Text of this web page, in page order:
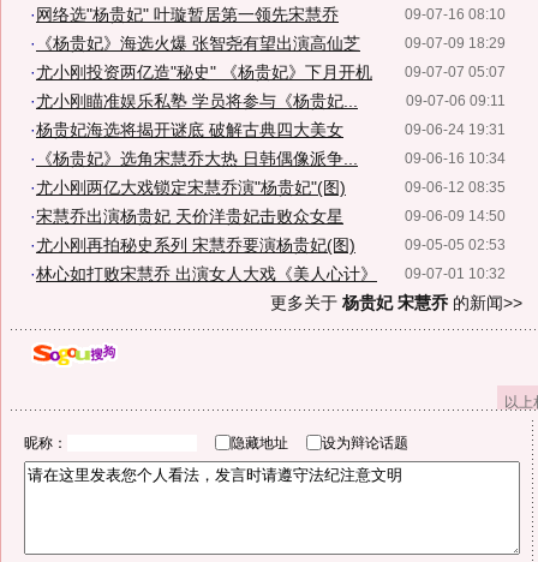
09-07-16 08:10
·网络选"杨贵妃" 叶璇暂居第一领先宋慧乔
09-07-09 18:29
· 《杨贵妃》海选火爆 张智尧有望出演高仙芝
09-07-07 05:07
·尤小刚投资两亿造"秘史" 《杨贵妃》下月开机
09-07-06 09:11
·尤小刚瞄准娱乐私塾 学员将参与《杨贵妃...
09-06-24 19:31
·杨贵妃海选将揭开谜底 破解古典四大美女
09-06-16 10:34
· 《杨贵妃》选角宋慧乔大热 日韩偶像派争...
09-06-12 08:35
·尤小刚两亿大戏锁定宋慧乔演"杨贵妃"(图)
09-06-09 14:50
·宋慧乔出演杨贵妃 天价洋贵妃击败众女星
09-05-05 02:53
·尤小刚再拍秘史系列 宋慧乔要演杨贵妃(图)
09-07-01 10:32
·林心如打败宋慧乔 出演女人大戏《美人心计》
更多关于 杨贵妃 宋慧乔 的新闻>>
以
昵称： 隐藏地址 设为辩论话题